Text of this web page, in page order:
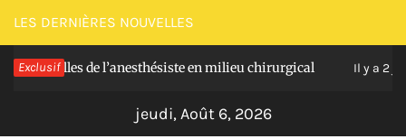
Passer
au
contenu
LES DERNIÈRES NOUVELLES
Exclusif
de l’anesthésiste en milieu chirurgical Il y a 2 jours
jeudi, Août 6, 2026